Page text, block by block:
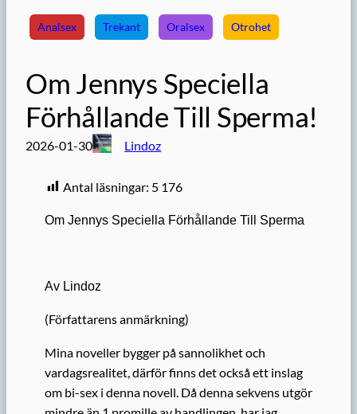
Analsex Trekant Oralsex Otrohet
Om Jennys Speciella
Förhållande Till Sperma!
2026-01-30 Lindoz
Antal läsningar: 5 176
Om Jennys Speciella Förhållande Till Sperma
Av Lindoz
(Författarens anmärkning)
Mina noveller bygger på sannolikhet och
vardagsrealitet, därför finns det också ett inslag
om bi-sex i denna novell. Då denna sekvens utgör